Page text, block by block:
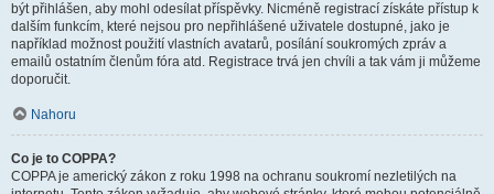
být přihlášen, aby mohl odesílat příspěvky. Nicméně registrací získáte přístup k
dalším funkcím, které nejsou pro nepřihlášené uživatele dostupné, jako je
například možnost použití vlastních avatarů, posílání soukromých zpráv a
emailů ostatním členům fóra atd. Registrace trvá jen chvíli a tak vám ji můžeme
doporučit.
Nahoru
Co je to COPPA?
COPPA je americký zákon z roku 1998 na ochranu soukromí nezletilých na